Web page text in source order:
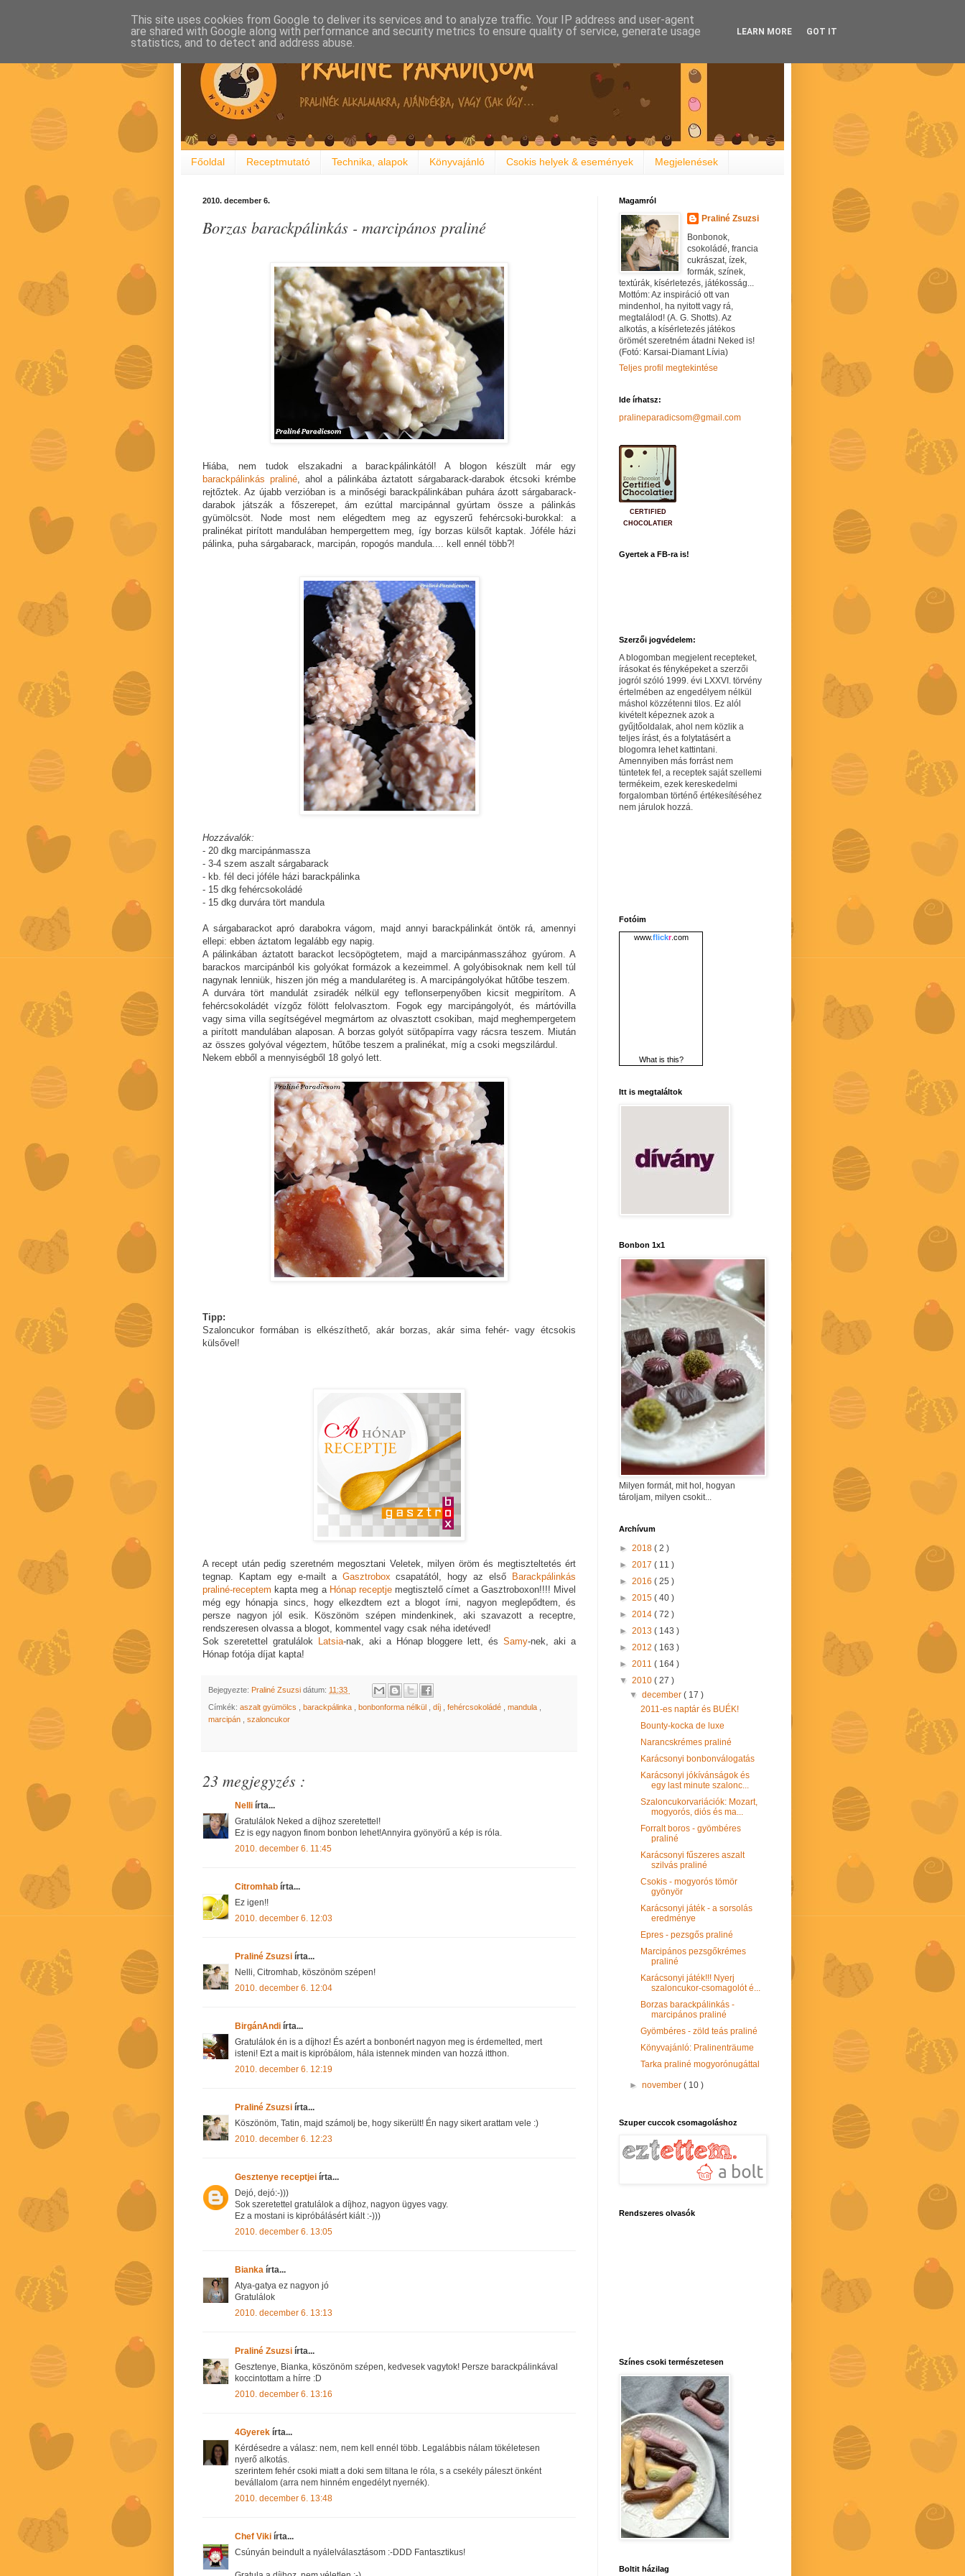
Főoldal Receptmutató Technika, alapok Könyvajánló Csokis helyek & események Megjelenések
2010. december 6.
Borzas barackpálinkás - marcipános praliné
Hiába, nem tudok elszakadni a barackpálinkától! A blogon készült már egy
barackpálinkás praliné, ahol a pálinkába áztatott sárgabarack-darabok étcsoki krémbe
rejtőztek. Az újabb verzióban is a minőségi barackpálinkában puhára ázott sárgabarack-
darabok játszák a főszerepet, ám ezúttal marcipánnal gyúrtam össze a pálinkás
gyümölcsöt. Node most nem elégedtem meg az egyszerű fehércsoki-burokkal: a
pralinékat pirított mandulában hempergettem meg, így borzas külsőt kaptak. Jóféle házi
pálinka, puha sárgabarack, marcipán, ropogós mandula.... kell ennél több?!
Hozzávalók:
- 20 dkg marcipánmassza
- 3-4 szem aszalt sárgabarack
- kb. fél deci jóféle házi barackpálinka
- 15 dkg fehércsokoládé
- 15 dkg durvára tört mandula
A sárgabarackot apró darabokra vágom, majd annyi barackpálinkát öntök rá, amennyi
ellepi: ebben áztatom legalább egy napig.
A pálinkában áztatott barackot lecsöpögtetem, majd a marcipánmasszához gyúrom. A
barackos marcipánból kis golyókat formázok a kezeimmel. A golyóbisoknak nem kell túl
nagynak lenniük, hiszen jön még a mandularéteg is. A marcipángolyókat hűtőbe teszem.
A durvára tört mandulát zsiradék nélkül egy teflonserpenyőben kicsit megpirítom. A
fehércsokoládét vízgőz fölött felolvasztom. Fogok egy marcipángolyót, és mártóvilla
vagy sima villa segítségével megmártom az olvasztott csokiban, majd meghempergetem
a pirított mandulában alaposan. A borzas golyót sütőpapírra vagy rácsra teszem. Miután
az összes golyóval végeztem, hűtőbe teszem a pralinékat, míg a csoki megszilárdul.
Nekem ebből a mennyiségből 18 golyó lett.
Tipp:
Szaloncukor formában is elkészíthető, akár borzas, akár sima fehér- vagy étcsokis
külsővel!
A recept után pedig szeretném megosztani Veletek, milyen öröm és megtiszteltetés ért
tegnap. Kaptam egy e-mailt a Gasztrobox csapatától, hogy az első
Barackpálinkás
praliné-receptem kapta meg a Hónap receptje megtisztelő címet a Gasztroboxon!!!! Mivel
még egy hónapja sincs, hogy elkezdtem ezt a blogot írni, nagyon meglepődtem, és
persze nagyon jól esik. Köszönöm szépen mindenkinek, aki szavazott a receptre,
rendszeresen olvassa a blogot, kommentel vagy csak néha idetéved!
Sok szeretettel gratulálok Latsia-nak, aki a Hónap bloggere lett, ésSamy-nek, aki a
Hónap fotója díjat kapta!
Bejegyezte: Praliné Zsuzsi dátum: 11:33
Címkék: aszalt gyümölcs barackpálinka bonbonforma nélkül díj fehércsokoládé mandula
marcipán
szaloncukor
23 megjegyzés :
Nelli írta...
Gratulálok Neked a díjhoz szeretettel!
Ez is egy nagyon finom bonbon lehet!Annyira gyönyörű a kép is róla.
2010. december 6. 11:45
Citromhab írta...
Ez igen!!
2010. december 6. 12:03
Praliné Zsuzsi írta...
Nelli, Citromhab, köszönöm szépen!
2010. december 6. 12:04
BirgánAndi írta...
Gratulálok én is a díjhoz! És azért a bonbonért nagyon meg is érdemelted, mert
isteni! Ezt a mait is kipróbálom, hála istennek minden van hozzá itthon.
2010. december 6. 12:19
Praliné Zsuzsi írta...
Köszönöm, Tatin, majd számolj be, hogy sikerült! Én nagy sikert arattam vele :)
2010. december 6. 12:23
Gesztenye receptjei írta...
Dejó, dejó:-)))
Sok szeretettel gratulálok a díjhoz, nagyon ügyes vagy.
Ez a mostani is kipróbálásért kiált :-)))
2010. december 6. 13:05
Bianka írta...
Atya-gatya ez nagyon jó
Gratulálok
2010. december 6. 13:13
Praliné Zsuzsi írta...
Gesztenye, Bianka, köszönöm szépen, kedvesek vagytok! Persze barackpálinkával
koccintottam a hírre :D
2010. december 6. 13:16
4Gyerek írta...
Kérdésedre a válasz: nem, nem kell ennél több. Legalábbis nálam tökéletesen
nyerő alkotás.
szerintem fehér csoki miatt a doki sem tiltana le róla, s a csekély páleszt önként
bevállalom (arra nem hinném engedélyt nyernék).
2010. december 6. 13:48
Chef Viki írta...
Csúnyán beindult a nyálelválasztásom :-DDD Fantasztikus!
Magamról
Praliné Zsuzsi
Bonbonok,
csokoládé, francia
cukrászat, ízek,
formák, színek,
textúrák, kísérletezés, játékosság...
Mottóm: Az inspiráció ott van
mindenhol, ha nyitott vagy rá,
megtalálod! (A. G. Shotts). Az
alkotás, a kísérletezés játékos
örömét szeretném átadni Neked is!
(Fotó: Karsai-Diamant Lívia)
Teljes profil megtekintése
Ide írhatsz:
pralineparadicsom@gmail.com
CERTIFIED
CHOCOLATIER
Gyertek a FB-ra is!
Szerzői jogvédelem:
A blogomban megjelent recepteket,
írásokat és fényképeket a szerzői
jogról szóló 1999. évi LXXVI. törvény
értelmében az engedélyem nélkül
máshol közzétenni tilos. Ez alól
kivételt képeznek azok a
gyűjtőoldalak, ahol nem közlik a
teljes írást, és a folytatásért a
blogomra lehet kattintani.
Amennyiben más forrást nem
tüntetek fel, a receptek saját szellemi
termékeim, ezek kereskedelmi
forgalomban történő értékesítéséhez
nem járulok hozzá.
Fotóim
www.flickr.com
What is this?
Itt is megtaláltok
Bonbon 1x1
Milyen formát, mit hol, hogyan
tároljam, milyen csokit...
Archívum
► 2018 ( 2 )
► 2017 ( 11 )
► 2016 ( 25 )
► 2015 ( 40 )
► 2014 ( 72 )
► 2013 ( 143 )
► 2012 ( 163 )
► 2011 ( 164 )
▼ 2010 ( 27 )
▼december( 17 )
2011-es naptár és BUÉK!
Bounty-kocka de luxe
Narancskrémes praliné
Karácsonyi bonbonválogatás
Karácsonyi jókívánságok és
egy last minute szalonc...
Szaloncukorvariációk: Mozart,
mogyorós, diós és ma...
Forralt boros - gyömbéres
praliné
Karácsonyi fűszeres aszalt
szilvás praliné
Csokis - mogyorós tömör
gyönyör
Karácsonyi játék - a sorsolás
eredménye
Epres - pezsgős praliné
Marcipános pezsgőkrémes
praliné
Karácsonyi játék!!! Nyerj
szaloncukor-csomagolót é...
Borzas barackpálinkás -
marcipános praliné
Gyömbéres - zöld teás praliné
Könyvajánló: Pralinenträume
Tarka praliné mogyorónugáttal
►november( 10 )
Szuper cuccok csomagoláshoz
Rendszeres olvasók
Színes csoki természetesen
Boltit házilag
This site uses cookies from Google to deliver its services and to analyze traffic. Your IP address and user-agent
are shared with Google along with performance and security metrics to ensure quality of service, generate usage
statistics, and to detect and address abuse.
LEARN MORE GOT IT